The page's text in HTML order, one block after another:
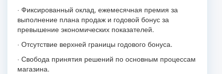
· Фиксированный оклад, ежемесячная премия за
выполнение плана продаж и годовой бонус за
превышение экономических показателей.
· Отсутствие верхней границы годового бонуса.
· Свобода принятия решений по основным процессам
магазина.